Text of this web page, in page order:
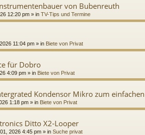
von Bubenreuth
12:20 pm » in TV-Tips und Termine
11:04 pm » in Biete von Privat
für Dobro
4:09 pm » in Biete von Privat
Kondensor Mikro zum
1:18 pm » in Biete von Privat
Ditto X2-Looper
2026 4:45 pm » in Suche privat